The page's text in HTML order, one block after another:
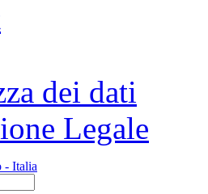
dei dati
Legale